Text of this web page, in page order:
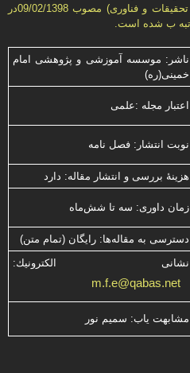
نشریات علمى كشور (وزارت علوم، تحقیقات و فناورى) مصوب 09/02/1398در
ناشر: موسسه آموزشی و پژوهشی امام
خمینی(ره)
اعتبار مجله :علمی
نوبت انتشار: فصل نامه
هزینۀ بررسی و انتشار مقاله: دارد
زمان داوری: سه تا شش‌ماه
دسترسی به مقاله‌ها: رایگان (تمام متن)
نشانی الكترونیك:
m.f.e@qabas.net
مشابهت ياب: سميم نور